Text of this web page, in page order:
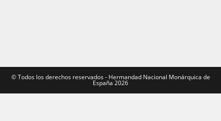
©️ Todos los derechos reservados - Hermandad Nacional Monárquica de
España 2026